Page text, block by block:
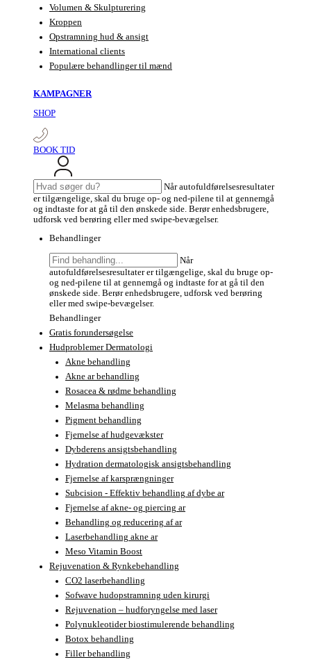
Volumen & Skulpturering
Kroppen
Opstramning hud & ansigt
International clients
Populære behandlinger til mænd
KAMPAGNER
SHOP
BOOK TID
Søg
efter:
Når autofuldførelsesresultater
er tilgængelige, skal du bruge op- og ned-pilene til at gennemgå
og indtaste for at gå til den ønskede side. Berør enhedsbrugere,
udforsk ved berøring eller med swipe-bevægelser.
Behandlinger
Søg
efter:
Når
autofuldførelsesresultater er tilgængelige, skal du bruge op-
og ned-pilene til at gennemgå og indtaste for at gå til den
ønskede side. Berør enhedsbrugere, udforsk ved berøring
eller med swipe-bevægelser.
Behandlinger
Gratis forundersøgelse
Hudproblemer Dermatologi
Akne behandling
Akne ar behandling
Rosacea & rødme behandling
Melasma behandling
Pigment behandling
Fjernelse af hudgevækster
Dybderens ansigtsbehandling
Hydration dermatologisk ansigtsbehandling
Fjernelse af karsprængninger
Subcision - Effektiv behandling af dybe ar
Fjernelse af akne- og piercing ar
Behandling og reducering af ar
Laserbehandling akne ar
Meso Vitamin Boost
Rejuvenation & Rynkebehandling
CO2 laserbehandling
Sofwave hudopstramning uden kirurgi
Rejuvenation – hudforyngelse med laser
Polynukleotider biostimulerende behandling
Botox behandling
Filler behandling